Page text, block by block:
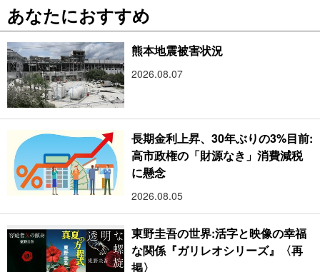
あなたにおすすめ
熊本地震被害状況
2026.08.07
長期金利上昇、30年ぶりの3%目前:
高市政権の「財源なき」消費減税
に懸念
2026.08.05
東野圭吾の世界:活字と映像の幸福
な関係『ガリレオシリーズ』〈再
掲〉